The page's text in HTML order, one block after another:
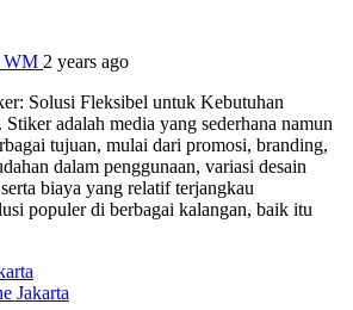
WM 2 years ago
Solusi Fleksibel untuk Kebutuhan
adalah media yang sederhana namun
tujuan, mulai dari promosi, branding,
dalam penggunaan, variasi desain
biaya yang relatif terjangkau
populer di berbagai kalangan, baik itu
Jakarta